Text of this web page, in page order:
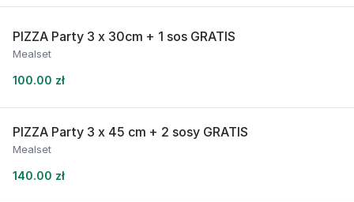
PIZZA Party 3 x 30cm + 1 sos GRATIS
Mealset
100.00 zł
PIZZA Party 3 x 45 cm + 2 sosy GRATIS
Mealset
140.00 zł